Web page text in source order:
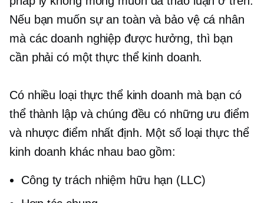
Nếu bạn muốn sự an toàn và bảo vệ cá nhân
mà các doanh nghiệp được hưởng, thì bạn
cần phải có một thực thể kinh doanh.
Có nhiều loại thực thể kinh doanh mà bạn có
thể thành lập và chúng đều có những ưu điểm
và nhược điểm nhất định. Một số loại thực thể
kinh doanh khác nhau bao gồm:
Công ty trách nhiệm hữu hạn (LLC)